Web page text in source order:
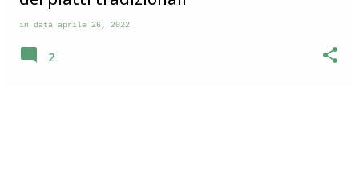
in data aprile 26, 2022
2